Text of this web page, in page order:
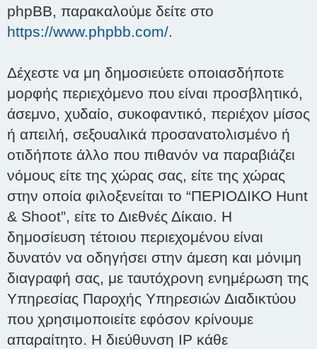
phpBB, παρακαλούμε δείτε στο
https://www.phpbb.com/.
Δέχεστε να μη δημοσιεύετε οποιασδήποτε
μορφής περιεχόμενο που είναι προσβλητικό,
άσεμνο, χυδαίο, συκοφαντικό, περιέχον μίσος
ή απειλή, σεξουαλικά προσανατολισμένο ή
οτιδήποτε άλλο που πιθανόν να παραβιάζει
νόμους είτε της χώρας σας, είτε της χώρας
στην οποία φιλοξενείται το “ΠΕΡΙΟΔΙΚΟ Hunt
& Shoot”, είτε το Διεθνές Δίκαιο. Η
δημοσίευση τέτοιου περιεχομένου είναι
δυνατόν να οδηγήσει στην άμεση και μόνιμη
διαγραφή σας, με ταυτόχρονη ενημέρωση της
Υπηρεσίας Παροχής Υπηρεσιών Διαδικτύου
που χρησιμοποιείτε εφόσον κρίνουμε
απαραίτητο. Η διεύθυνση IP κάθε